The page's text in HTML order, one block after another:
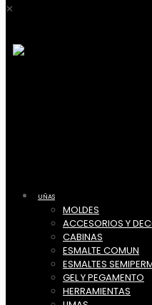
✕
UÑAS
MOLDES
ACCESORIOS Y
CABINAS
ESMALTE COMUN
ESMALTES
GEL Y PEGAMENTO
HERRAMIENTAS